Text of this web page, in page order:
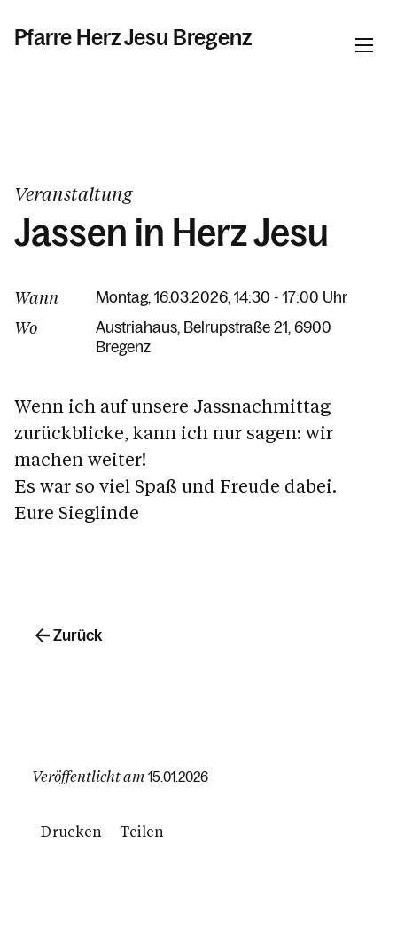
Pfarre Herz Jesu Bregenz
Kalender
Kontakt
Veranstaltung
Jassen in Herz Jesu
Wann Montag, 16.03.2026, 14:30 - 17:00 Uhr
Wo Austriahaus Belrupstraße 21 6900
Bregenz
Wenn ich auf unsere Jassnachmittag
zurückblicke, kann ich nur sagen: wir
machen weiter!
Es war so viel Spaß und Freude dabei.
Eure Sieglinde
Veröffentlicht am 15.01.2026
Drucken Teilen
Zurück